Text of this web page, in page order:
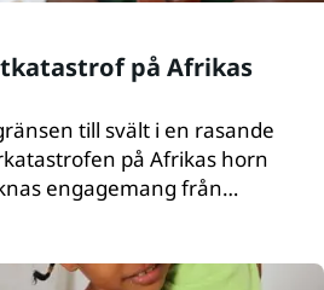
på Afrikas
till svält i en rasande
på Afrikas horn
engagemang från
barn i området lider just nu
och riskerar att dö. Under
hälften av alla barn